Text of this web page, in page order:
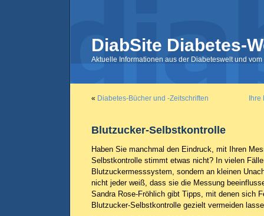
DiabSite Diabetes-
Aktuelle Informationen aus der Diabeteswelt und
« Diabetes-Bücher und -Zeitschriften
Blutzucker-Selbstkontrolle
Haben Sie manchmal den Eindruck, mit Ihren
Selbstkontrolle stimmt etwas nicht? In vielen
Blutzuckermesssystem, sondern an kleinen
nicht jeder weiß, dass sie die Messung
Sandra Rose-Fröhlich gibt Tipps, mit denen sich
Blutzucker-Selbstkontrolle gezielt vermeiden